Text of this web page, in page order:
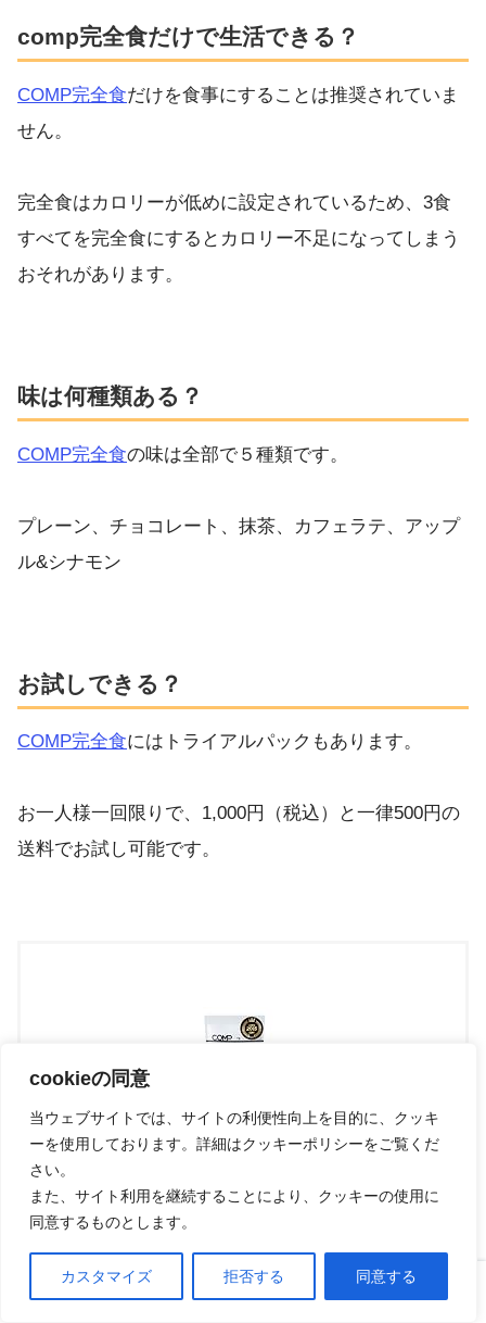
cookieの同意
当ウェブサイトでは、サイトの利便性向上を目的に、クッキ
ーを使用しております。詳細はクッキーポリシーをご覧くだ
さい。
また、サイト利用を継続することにより、クッキーの使用に
同意するものとします。
カスタマイズ 拒否する 同意する
comp完全食だけで生活できる？
COMP完全食だけを食事にすることは推奨されていま
せん。
完全食はカロリーが低めに設定されているため、3食
すべてを完全食にするとカロリー不足になってしまう
おそれがあります。
味は何種類ある？
COMP完全食の味は全部で５種類です。
プレーン、チョコレート、抹茶、カフェラテ、アップ
ル&シナモン
お試しできる？
COMP完全食にはトライアルパックもあります。
お一人様一回限りで、1,000円（税込）と一律500円の
送料でお試し可能です。
COMP Powder TB Plain (4000kcal) 完全食
プロテイン プレーン
COMP